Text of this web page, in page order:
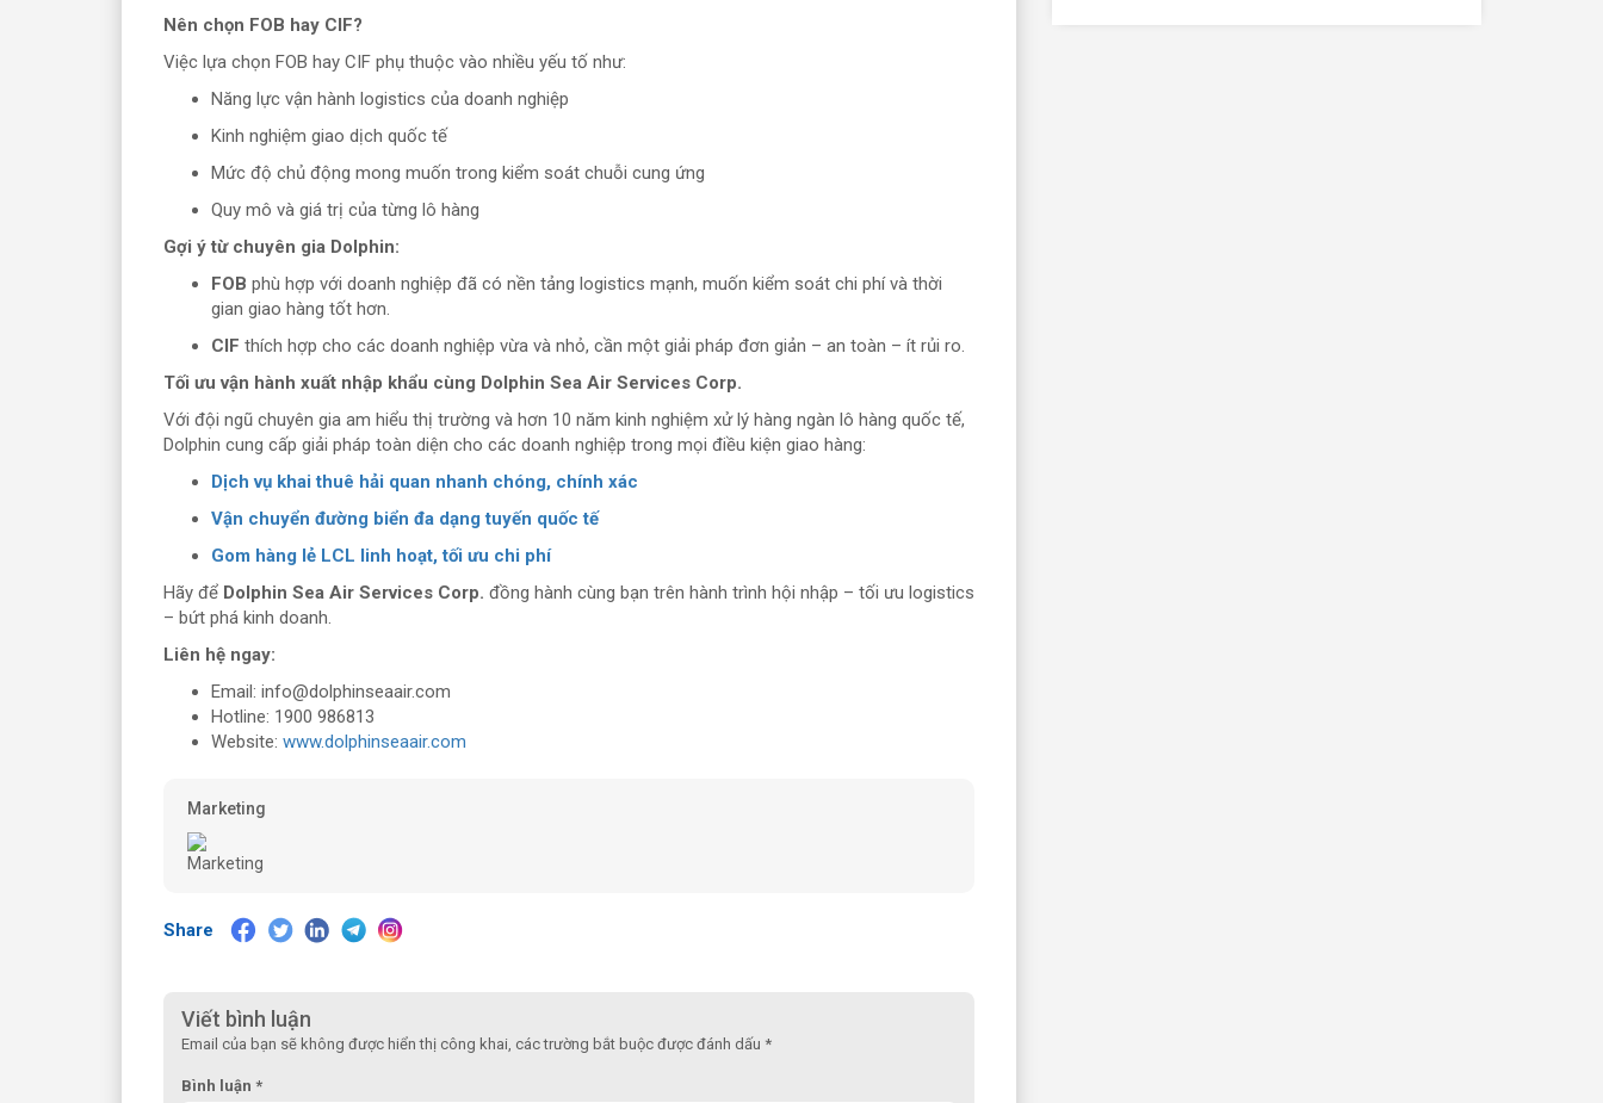
Nên chọn FOB hay CIF?
Việc lựa chọn FOB hay CIF phụ thuộc vào nhiều yếu tố như:
Năng lực vận hành logistics của doanh nghiệp
Kinh nghiệm giao dịch quốc tế
Mức độ chủ động mong muốn trong kiểm soát chuỗi cung ứng
Quy mô và giá trị của từng lô hàng
Gợi ý từ chuyên gia Dolphin:
FOB phù hợp với doanh nghiệp đã có nền tảng logistics mạnh, muốn kiểm soát chi phí và thời
gian giao hàng tốt hơn.
CIF thích hợp cho các doanh nghiệp vừa và nhỏ, cần một giải pháp đơn giản – an toàn – ít rủi ro.
Tối ưu vận hành xuất nhập khẩu cùng Dolphin Sea Air Services Corp.
Với đội ngũ chuyên gia am hiểu thị trường và hơn 10 năm kinh nghiệm xử lý hàng ngàn lô hàng quốc tế,
Dolphin cung cấp giải pháp toàn diện cho các doanh nghiệp trong mọi điều kiện giao hàng:
Dịch vụ khai thuê hải quan nhanh chóng, chính xác
Vận chuyển đường biển đa dạng tuyến quốc tế
Gom hàng lẻ LCL linh hoạt, tối ưu chi phí
Hãy để Dolphin Sea Air Services Corp. đồng hành cùng bạn trên hành trình hội nhập – tối ưu logistics
– bứt phá kinh doanh.
Liên hệ ngay:
Email: info@dolphinseaair.com
Hotline: 1900 986813
Website: www.dolphinseaair.com
Marketing
Share
Viết bình luận
Email của bạn sẽ không được hiển thị công khai, các trường bắt buộc được đánh dấu *
Bình luận *